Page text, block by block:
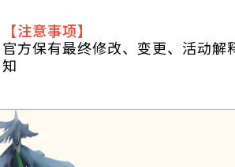
【注意事项】
官方保有最终修改、变更、活动
知